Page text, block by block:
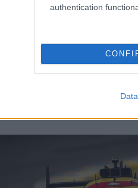
authentication
a Cadillac előtt, akiknek a #12-
öten végeztek
évet megelőzően 2 volt a rekord.
el szó nélkül persze, hogy